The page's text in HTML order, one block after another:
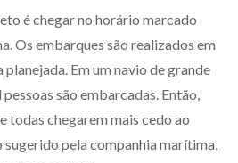
é chegar no horário marcado
Os embarques são realizados em
Em um navio de grande
são embarcadas. Então,
todas chegarem mais cedo ao
pela companhia marítima,